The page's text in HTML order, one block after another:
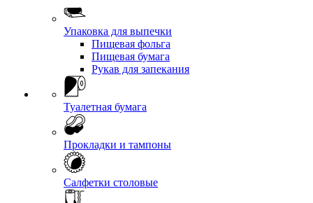
Упаковка для выпечки
Пищевая фольга
Пищевая бумага
Рукав для запекания
Туалетная бумага
Прокладки и тампоны
Салфетки столовые